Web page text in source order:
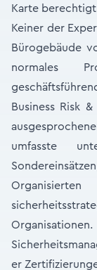
Karte
Keiner der
Bürogebäude
normales
Business Risk
umfasste
er